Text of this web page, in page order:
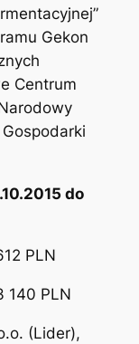
Gekon
Centrum
do
PLN
140 PLN
(Lider),